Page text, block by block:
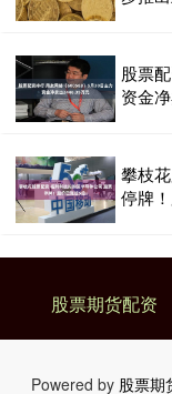
股票
资金
攀枝
停牌
股票期货配资
Powered by 股票期